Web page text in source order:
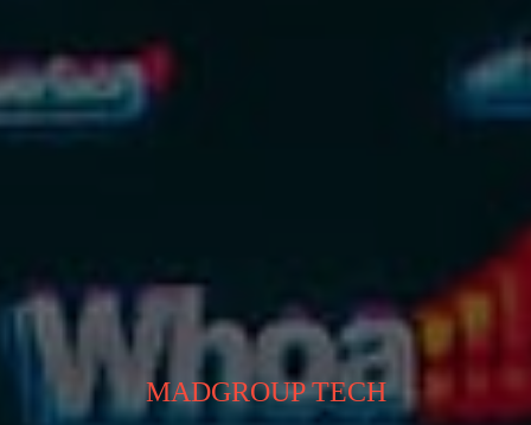
MADGROUP TECH